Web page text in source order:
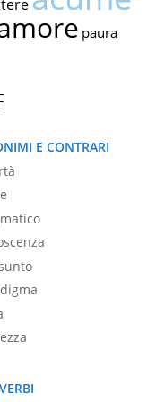
paura
E CONTRARI